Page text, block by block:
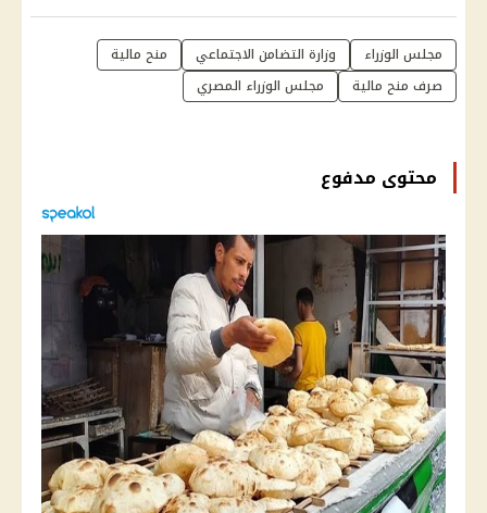
مجلس الوزراء وزارة التضامن الاجتماعي
منح مالية
صرف منح مالية
مجلس الوزراء المصري
محتوى مدفوع